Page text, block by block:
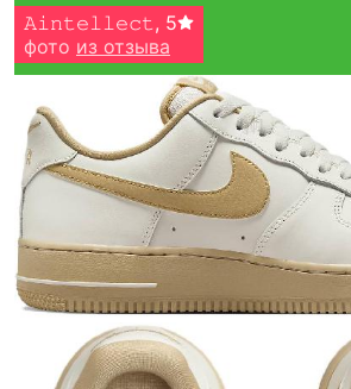
Тройная гарантия
оригинальности
Товар сертифицирован и опломбирован.
Проверяем на оригинальность
по 16 параметрам.
Если придёт подделка — вернём деньги
в трёхкратном размере.
Как мы провеяем товары
𝙰𝚒𝚗𝚝𝚎𝚕𝚕𝚎𝚌𝚝, 5
фото из отзыва